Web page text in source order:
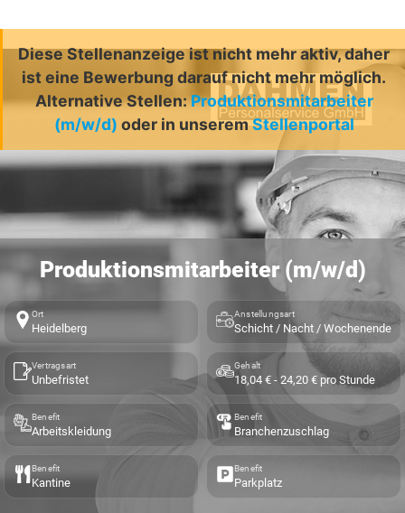
Diese Stellenanzeige ist nicht mehr aktiv, daher
ist eine Bewerbung darauf nicht mehr möglich.
Alternative Stellen:Produktionsmitarbeiter
(m/w/d) oder in unseremStellenportal
Produktionsmitarbeiter (m/w/d)
Ort
Heidelberg
Anstellungsart
Schicht / Nacht / Wochenende
Vertragsart
Unbefristet
Gehalt
18,04 € - 24,20 € pro Stunde
Benefit
Arbeitskleidung
Benefit
Branchenzuschlag
Benefit
Kantine
Benefit
Parkplatz